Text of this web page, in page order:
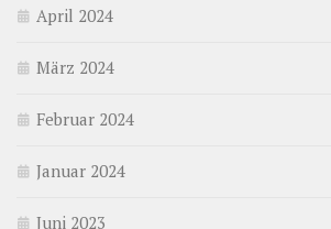
April 2024
März 2024
Februar 2024
Januar 2024
Juni 2023